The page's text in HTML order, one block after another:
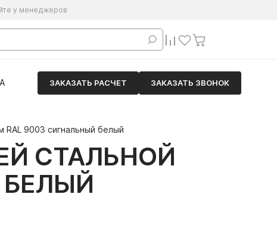
у менеджеров
ЗАКАЗАТЬ РАСЧЕТ ЗАКАЗАТЬ ЗВОНОК
9003 сигнальный белый
СТАЛЬНОЙ